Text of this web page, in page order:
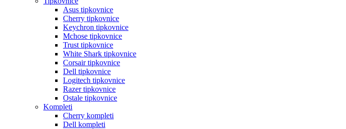
Asus tipkovnice
Cherry tipkovnice
Keychron tipkovnice
Mchose tipkovnice
Trust tipkovnice
White Shark tipkovnice
Corsair tipkovnice
Dell tipkovnice
Logitech tipkovnice
Razer tipkovnice
Ostale tipkovnice
Kompleti
Cherry kompleti
Dell kompleti